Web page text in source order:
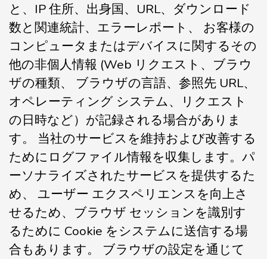
と、IP 住所、出身国、URL、ダウンロード
数と関連統計、エラーレポート、 お客様の
コンピュータまたはデバイスに関するその
他の非個人情報 (Web リクエスト、ブラウ
ザの種類、 ブラウザの言語、参照先 URL、
オペレーティング システム、リクエスト
の日時など）が記録される場合がありま
す。 当社のサービスを維持および改善する
ためにログファイル情報を収集します。パ
ーソナライズされたサービスを提供するた
め、 ユーザー エクスペリエンスを向上さ
せるため、ブラウザ セッションを識別す
るために Cookie をシステムに送信する場
合もあります。 ブラウザの設定を通じて